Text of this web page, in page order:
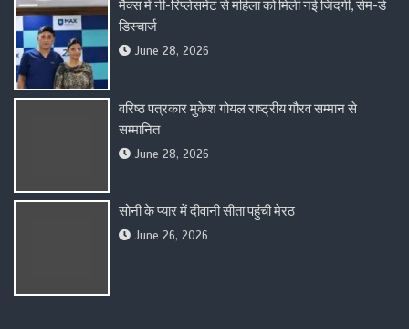
मैक्स में नी-रिप्लेसमेंट से महिला को मिली नई जिंदगी, सेम-डे
डिस्चार्ज
June 28, 2026
वरिष्ठ पत्रकार मुकेश गोयल राष्ट्रीय गौरव सम्मान से
सम्मानित
June 28, 2026
सोनी के प्यार में दीवानी सीता पहुंची मेरठ
June 26, 2026